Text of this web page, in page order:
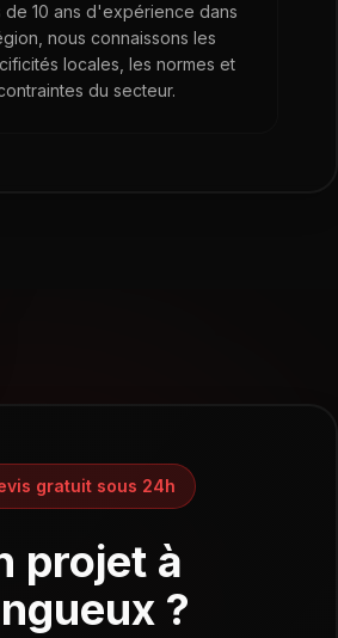
de 10 ans d'expérience dans
nous connaissons les
locales, les normes et
du secteur.
gratuit sous 24h
projet à
?